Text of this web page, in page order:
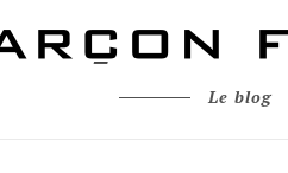
Le blog